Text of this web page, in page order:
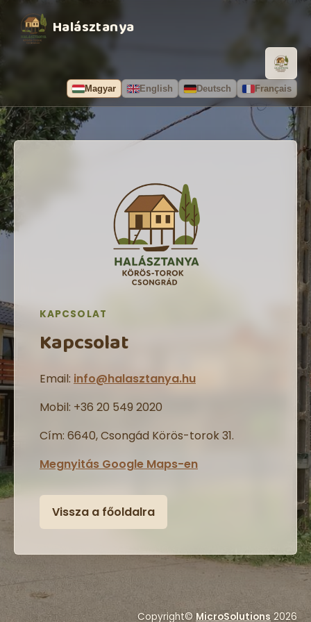
Halásztanya
Magyar English Deutsch Français
KAPCSOLAT
Kapcsolat
Email: info@halasztanya.hu
Mobil: +36 20 549 2020
Cím: 6640, Csongád Körös-torok 31.
Megnyitás Google Maps-en
Vissza a főoldalra
Copyright© MicroSolutions 2026